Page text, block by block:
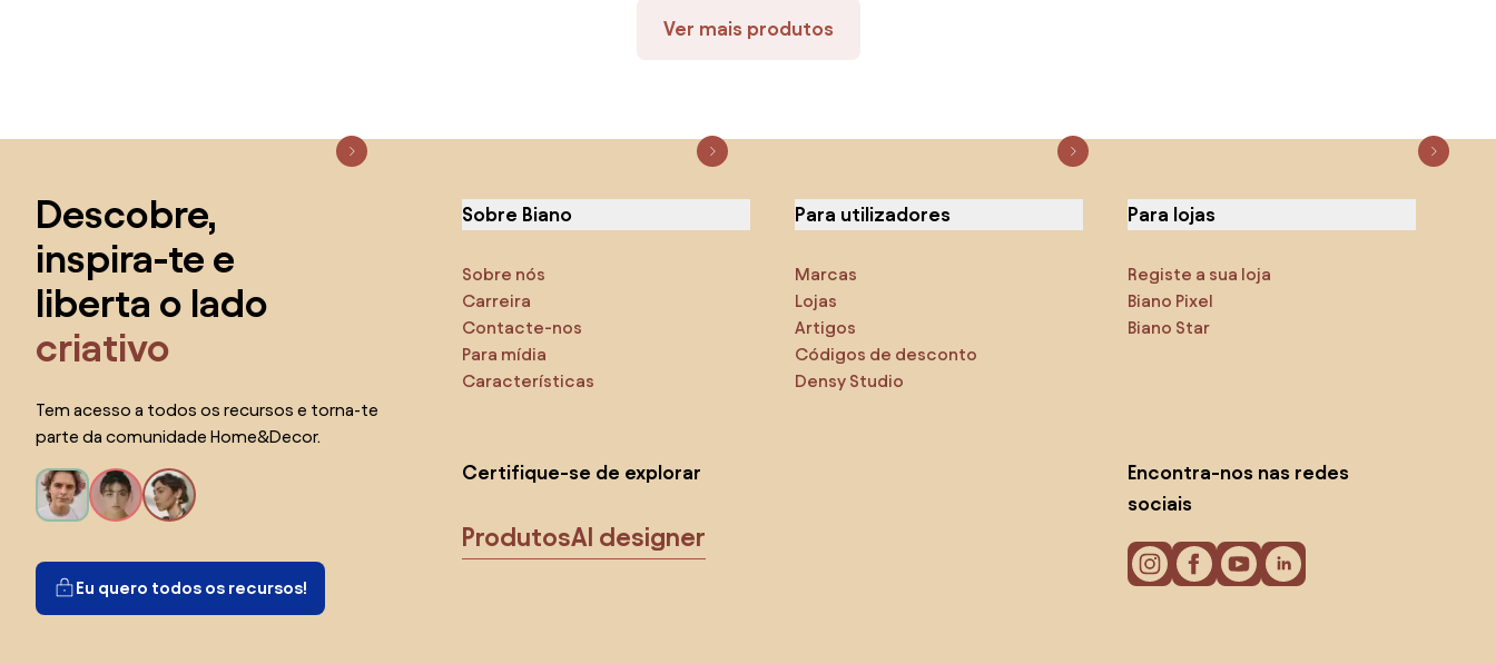
Ver mais produtos
Descobre,
inspira-te e
liberta o lado
criativo
Tem acesso a todos os recursos e torna-te
parte da comunidade Home&Decor.
Eu quero todos os recursos!
Sobre Biano
Sobre nós
Carreira
Contacte-nos
Para mídia
Características
Para utilizadores
Marcas
Lojas
Artigos
Códigos de desconto
Densy Studio
Para lojas
Registe a sua loja
Biano Pixel
Biano Star
Certifique-se de explorar
ProdutosAI designer
Encontra-nos nas redes
sociais